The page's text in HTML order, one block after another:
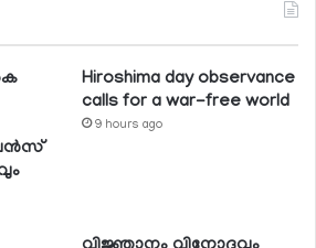
Hiroshima day observance
calls for a war-free world
9 hours ago